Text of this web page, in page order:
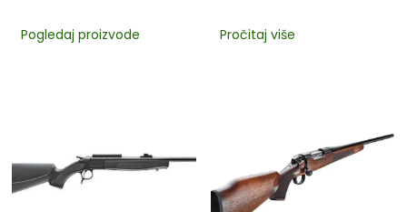
Pogledaj proizvode Pročitaj više